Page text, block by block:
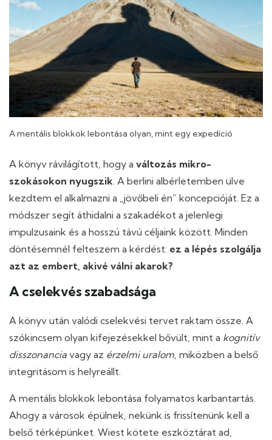
A mentális blokkok lebontása olyan, mint egy expedíció
A könyv rávilágított, hogy a változás mikro-
szokásokon nyugszik. A berlini albérletemben ülve
kezdtem el alkalmazni a „jövőbeli én” koncepcióját. Ez a
módszer segít áthidalni a szakadékot a jelenlegi
impulzusaink és a hosszú távú céljaink között. Minden
döntésemnél felteszem a kérdést: ez a lépés szolgálja
azt az embert, akivé válni akarok?
A cselekvés szabadsága
A könyv után valódi cselekvési tervet raktam össze. A
szókincsem olyan kifejezésekkel bővült, mint a kognitív
disszonancia vagy az érzelmi uralom, miközben a belső
integritásom is helyreállt.
A mentális blokkok lebontása folyamatos karbantartás.
Ahogy a városok épülnek, nekünk is frissítenünk kell a
belső térképünket. Wiest kötete eszköztárat ad,